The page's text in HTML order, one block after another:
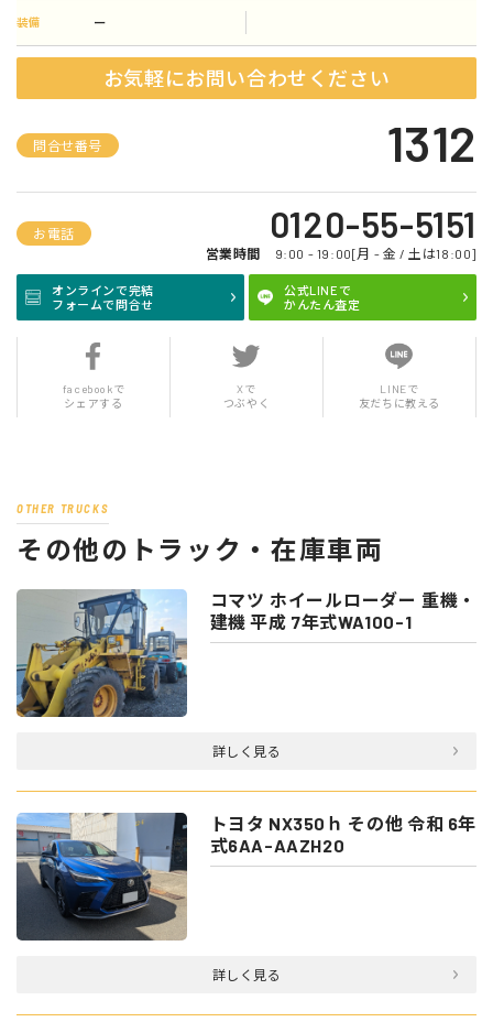
装備 ー
お気軽にお問い合わせください
問合せ番号 1312
お電話 0120-55-5151
営業時間 9:00 - 19:00[月 - 金 / 土は18:00]
オンラインで完結
フォームで問合せ
公式LINEで
かんたん査定
facebookで
シェアする
Xで
つぶやく
LINEで
友だちに教える
OTHER TRUCKS
その他のトラック・在庫車両
コマツ ホイールローダー 重機・
建機 平成 7年式WA100-1
詳しく見る
トヨタ NX350ｈ その他 令和 6年
式6AA-AAZH20
詳しく見る